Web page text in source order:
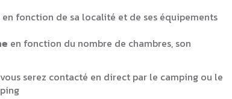
en fonction de sa localité et de ses équipements
en fonction du nombre de chambres, son
serez contacté en direct par le camping ou le